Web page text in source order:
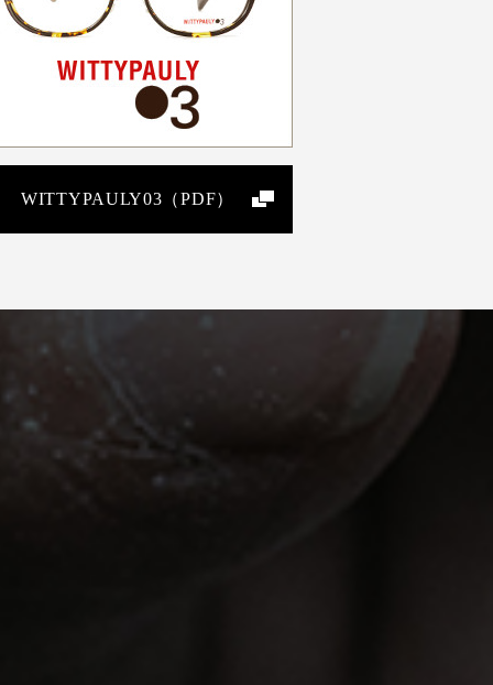
WITTYPAULY03（PDF）